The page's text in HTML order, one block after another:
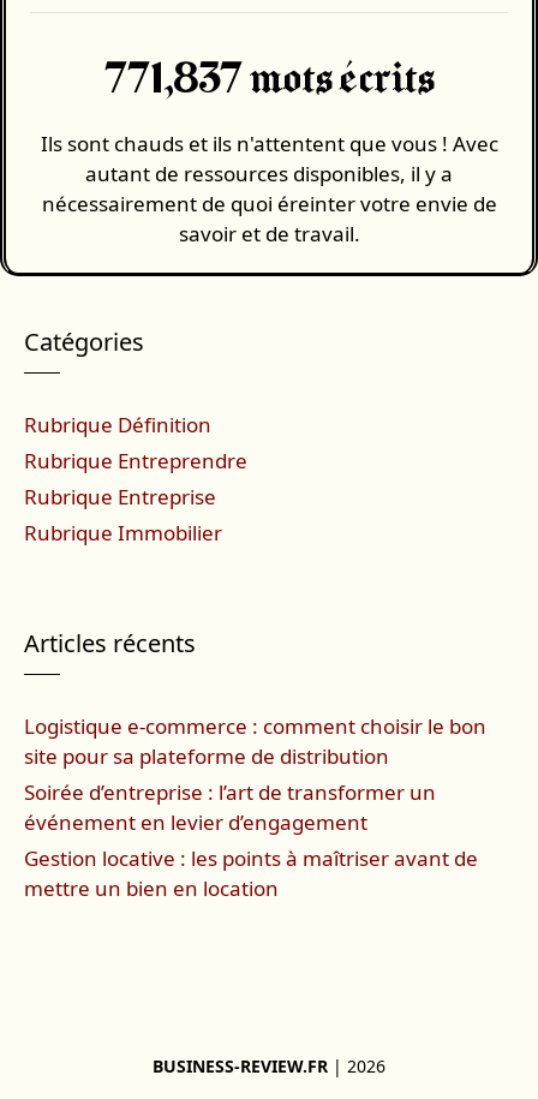
771,837 mots écrits
Ils sont chauds et ils n'attentent que vous ! Avec
autant de ressources disponibles, il y a
nécessairement de quoi éreinter votre envie de
savoir et de travail.
Catégories
Rubrique Définition
Rubrique Entreprendre
Rubrique Entreprise
Rubrique Immobilier
Articles récents
Logistique e-commerce : comment choisir le bon
site pour sa plateforme de distribution
Soirée d’entreprise : l’art de transformer un
événement en levier d’engagement
Gestion locative : les points à maîtriser avant de
mettre un bien en location
BUSINESS-REVIEW.FR | 2026